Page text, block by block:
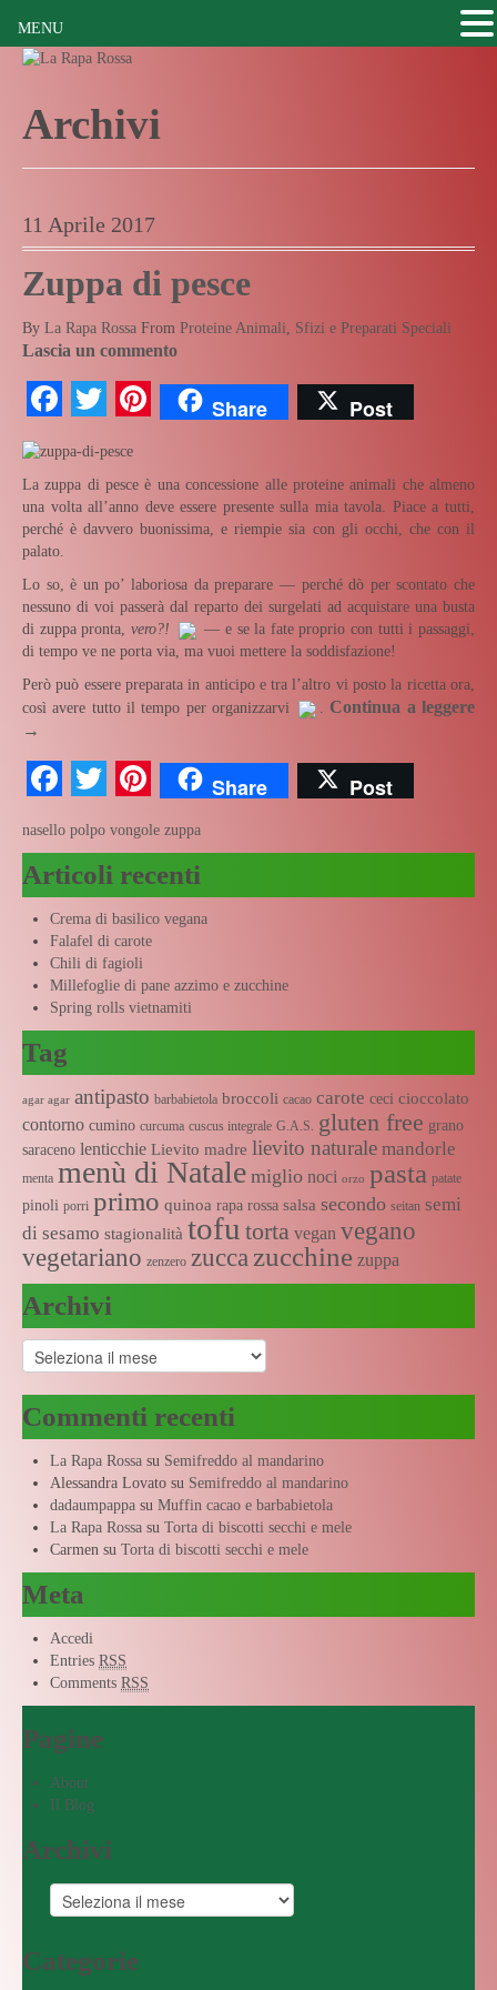
Archivi
11 Aprile 2017
Zuppa di pesce
By La Rapa Rossa From Proteine Animali, Sfizi e Preparati Speciali
Lascia un commento
Facebook
TwitterPinterest
Share Post
La zuppa di pesce è una concessione alle proteine animali che almeno
una volta all’anno deve essere presente sulla mia tavola. Piace a tutti,
perché è davvero buonissima, e riempie sia con gli occhi, che con il
palato.
Lo so, è un po’ laboriosa da preparare — perché dò per scontato che
nessuno di voi passerà dal reparto dei surgelati ad acquistare una busta
di zuppa pronta, vero?!
— e se la fate proprio con tutti i passaggi,
di tempo ve ne porta via, ma vuoi mettere la soddisfazione!
Però può essere preparata in anticipo e tra l’altro vi posto la ricetta ora,
così avere tutto il tempo per organizzarvi
.Continua a leggere
→
Facebook
TwitterPinterest
Share Post
nasello polpo vongole zuppa
Articoli recenti
Crema di basilico vegana
Falafel di carote
Chili di fagioli
Millefoglie di pane azzimo e zucchine
Spring rolls vietnamiti
Tag
agar agar antipasto barbabietola broccoli cacao carote ceci cioccolato
contorno cumino curcuma cuscus integrale G.A.S. gluten free grano
saraceno lenticchie Lievito madre lievito naturale mandorle
menta menù di Natale miglio noci orzo pasta patate
pinoli porri primo quinoa rapa rossa salsa secondo seitan semi
di sesamo stagionalità tofu torta vegan vegano
vegetariano zenzero zucca zucchine zuppa
Archivi
Archivi
Commenti recenti
La Rapa Rossa su Semifreddo al mandarino
Alessandra Lovato su Semifreddo al mandarino
dadaumpappa su Muffin cacao e barbabietola
La Rapa Rossa su Torta di biscotti secchi e mele
Carmen su Torta di biscotti secchi e mele
Meta
Accedi
Entries RSS
Comments RSS
Pagine
About
Il Blog
Archivi
Categorie
MENU